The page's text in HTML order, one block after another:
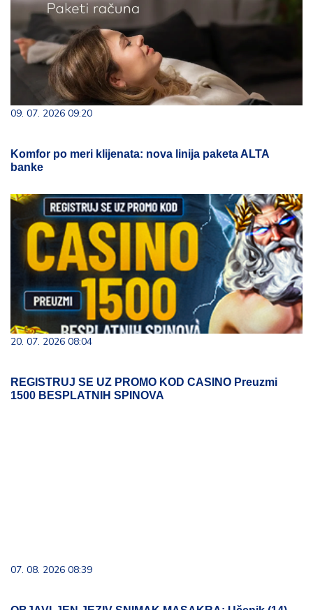
09. 07. 2026 09:20
Komfor po meri klijenata: nova linija paketa ALTA
banke
20. 07. 2026 08:04
REGISTRUJ SE UZ PROMO KOD CASINO Preuzmi
1500 BESPLATNIH SPINOVA
07. 08. 2026 08:39